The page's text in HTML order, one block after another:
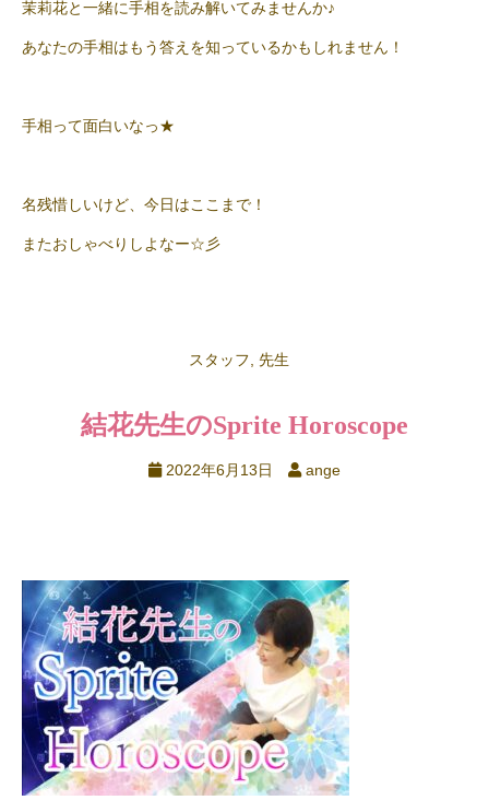
茉莉花と一緒に手相を読み解いてみませんか♪
あなたの手相はもう答えを知っているかもしれません！
手相って面白いなっ★
名残惜しいけど、今日はここまで！
またおしゃべりしよなー☆彡
スタッフ 先生
結花先生のSprite Horoscope
2022年6月13日 ange